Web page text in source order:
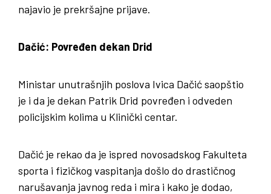
najavio je prekršajne prijave.
Dačić: Povređen dekan Drid
Ministar unutrašnjih poslova Ivica Dačić saopštio
je i da je dekan Patrik Drid povređen i odveden
policijskim kolima u Klinički centar.
Dačić je rekao da je ispred novosadskog Fakulteta
sporta i fizičkog vaspitanja došlo do drastičnog
narušavanja javnog reda i mira i kako je dodao,